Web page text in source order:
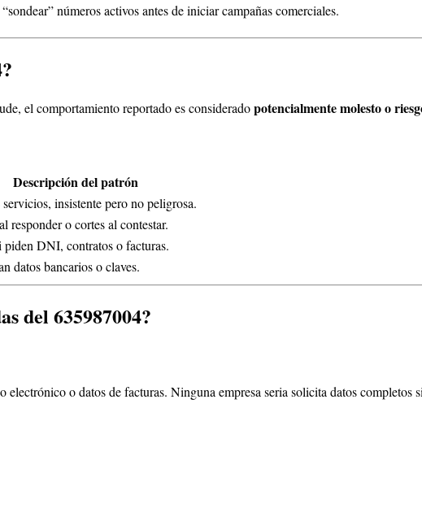
números activos antes de iniciar campañas comerciales.
el comportamiento reportado es consideradopotencialmente molesto o
Descripción del patrón
insistente pero no peligrosa.
responder o cortes al contestar.
piden DNI, contratos o facturas.
datos bancarios o claves.
del 635987004?
o datos de facturas. Ninguna empresa seria solicita datos completos